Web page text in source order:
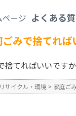
よくある
ごみで捨てれ
捨てればいいです
サイクル・環境 > 家庭ご